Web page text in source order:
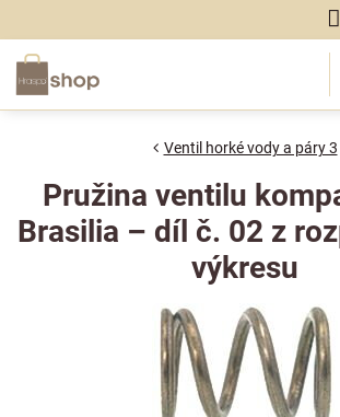
Ventil horké vody a páry 3
Pružina ventilu
Brasilia – díl č. 02 z
výkresu